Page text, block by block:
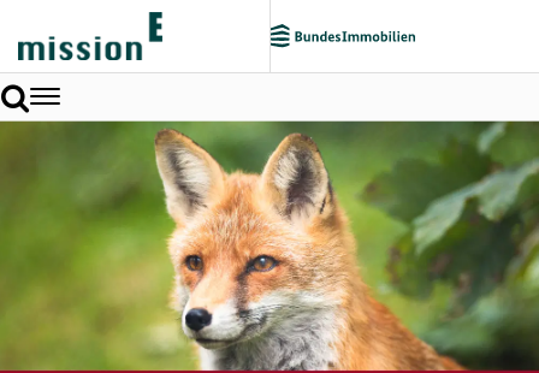
Toggle
navigation